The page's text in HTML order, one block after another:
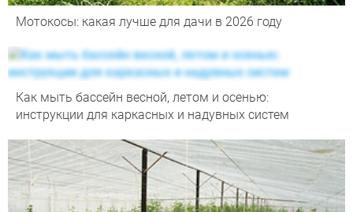
Мотокосы: какая лучше для дачи в 2026 году
Как мыть бассейн весной, летом и осенью:
инструкции для каркасных и надувных систем